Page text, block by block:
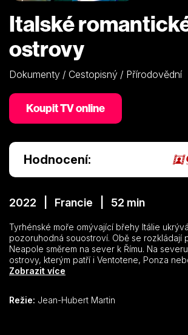
Italské
ostrovy
Dokumenty / Cestopisný / Přírodovědní
Koupit TV online
Hodnocení:
2022 | Francie | 52 min
Tyrhénské moře omývající břehy Itálie
pozoruhodná souostroví. Obě se rozkládají
Neapole směrem na sever k Římu. Na
ostrovy, kterým patří i Ventotene, Ponza
neposkvrněné ráje hýřící bujnou přírodou.
ostrůvky tvoří Kampánské souostroví.
Zobrazit více
Režie: Jean-Hubert Martin